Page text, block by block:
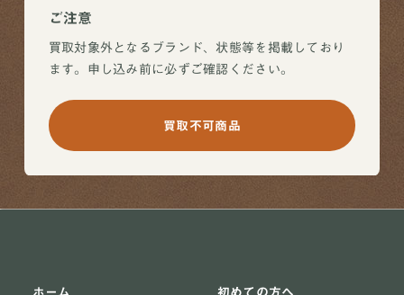
ご注意
買取対象外となるブランド、状態等を掲載しており
ます。申し込み前に必ずご確認ください。
買取不可商品
ホーム
初めての方へ